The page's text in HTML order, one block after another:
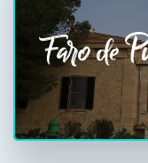
Faro de